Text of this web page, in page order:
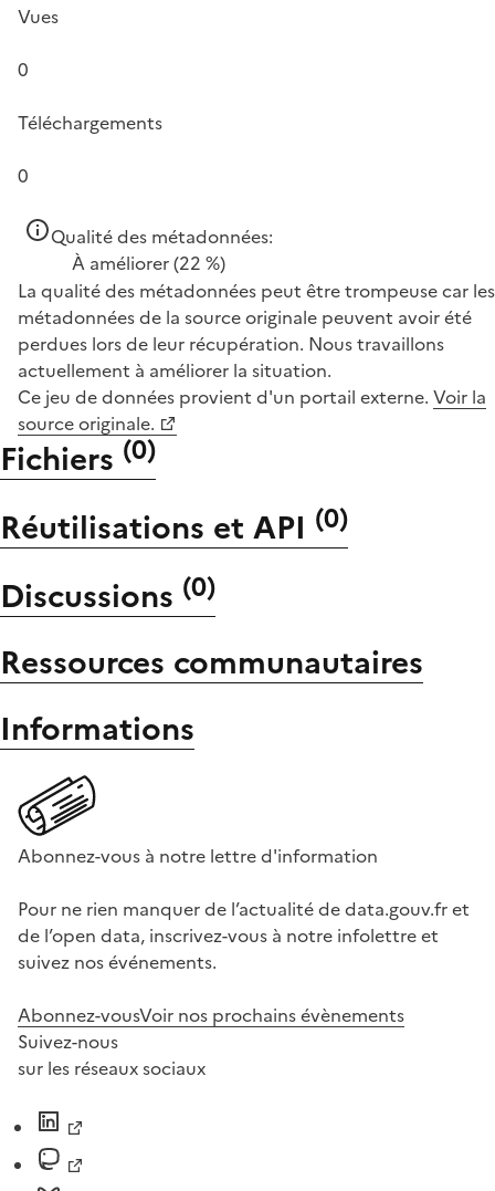
Vues
0
Téléchargements
0
Qualité des métadonnées:
À améliorer(22 %)
La qualité des métadonnées peut être trompeuse car les
métadonnées de la source originale peuvent avoir été
perdues lors de leur récupération. Nous travaillons
actuellement à améliorer la situation.
Ce jeu de données provient d'un portail externe. Voir la
source originale.
Fichiers (0)
Réutilisations et API (0)
Discussions (0)
Ressources communautaires
Informations
Abonnez-vous à notre lettre d'information
Pour ne rien manquer de l’actualité de data.gouv.fr et
de l’open data, inscrivez-vous à notre infolettre et
suivez nos événements.
Abonnez-vousVoir nos prochains évènements
Suivez-nous
sur les réseaux sociaux